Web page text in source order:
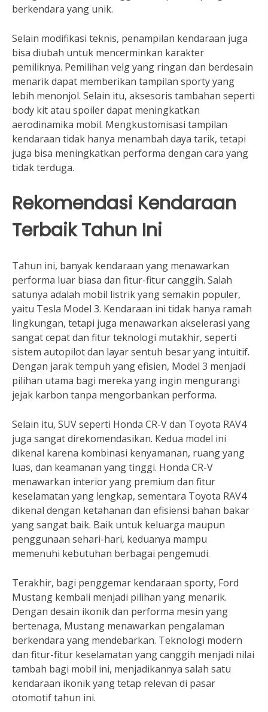
berkendara yang unik.
Selain modifikasi teknis, penampilan kendaraan juga
bisa diubah untuk mencerminkan karakter
pemiliknya. Pemilihan velg yang ringan dan berdesain
menarik dapat memberikan tampilan sporty yang
lebih menonjol. Selain itu, aksesoris tambahan seperti
body kit atau spoiler dapat meningkatkan
aerodinamika mobil. Mengkustomisasi tampilan
kendaraan tidak hanya menambah daya tarik, tetapi
juga bisa meningkatkan performa dengan cara yang
tidak terduga.
Rekomendasi Kendaraan
Terbaik Tahun Ini
Tahun ini, banyak kendaraan yang menawarkan
performa luar biasa dan fitur-fitur canggih. Salah
satunya adalah mobil listrik yang semakin populer,
yaitu Tesla Model 3. Kendaraan ini tidak hanya ramah
lingkungan, tetapi juga menawarkan akselerasi yang
sangat cepat dan fitur teknologi mutakhir, seperti
sistem autopilot dan layar sentuh besar yang intuitif.
Dengan jarak tempuh yang efisien, Model 3 menjadi
pilihan utama bagi mereka yang ingin mengurangi
jejak karbon tanpa mengorbankan performa.
Selain itu, SUV seperti Honda CR-V dan Toyota RAV4
juga sangat direkomendasikan. Kedua model ini
dikenal karena kombinasi kenyamanan, ruang yang
luas, dan keamanan yang tinggi. Honda CR-V
menawarkan interior yang premium dan fitur
keselamatan yang lengkap, sementara Toyota RAV4
dikenal dengan ketahanan dan efisiensi bahan bakar
yang sangat baik. Baik untuk keluarga maupun
penggunaan sehari-hari, keduanya mampu
memenuhi kebutuhan berbagai pengemudi.
Terakhir, bagi penggemar kendaraan sporty, Ford
Mustang kembali menjadi pilihan yang menarik.
Dengan desain ikonik dan performa mesin yang
bertenaga, Mustang menawarkan pengalaman
berkendara yang mendebarkan. Teknologi modern
dan fitur-fitur keselamatan yang canggih menjadi nilai
tambah bagi mobil ini, menjadikannya salah satu
kendaraan ikonik yang tetap relevan di pasar
otomotif tahun ini.